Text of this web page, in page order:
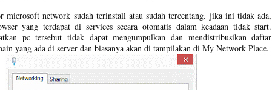
microsoft network sudah terinstall atau sudah tercentang. jika ini tidak ada,
yang terdapat di services secara otomatis dalam keadaan tidak start.
pc tersebut tidak dapat mengumpulkan dan mendistribusikan daftar
yang ada di server dan biasanya akan di tampilakan di My Network Place.